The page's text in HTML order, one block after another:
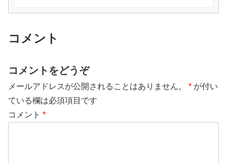
コメント
コメントをどうぞ
メールアドレスが公開されることはありません。 * が付い
ている欄は必須項目です
コメント *